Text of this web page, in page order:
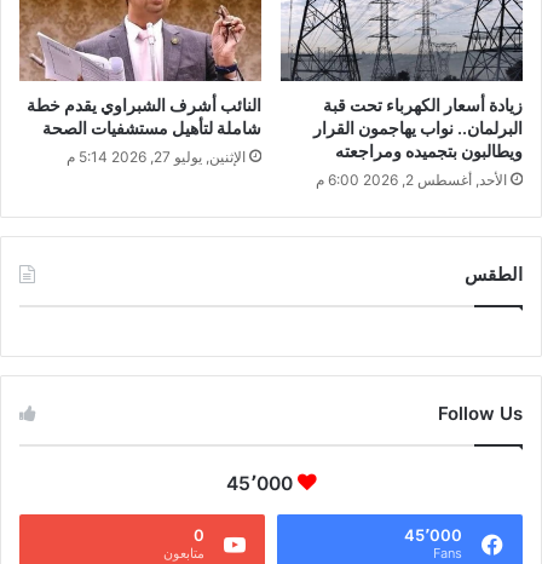
زيادة أسعار الكهرباء تحت قبة
البرلمان.. نواب يهاجمون القرار
ويطالبون بتجميده ومراجعته
الأحد, أغسطس 2, 2026 6:00 م
النائب أشرف الشبراوي يقدم خطة
شاملة لتأهيل مستشفيات الصحة
الإثنين, يوليو 27, 2026 5:14 م
الطقس
Follow Us
45٬000
45٬000
Fans
0
متابعون